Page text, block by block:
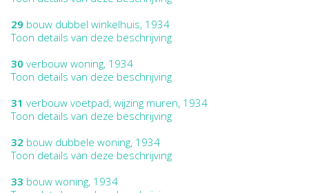
29 bouw dubbel winkelhuis, 1934
Toon details van deze beschrijving
30 verbouw woning, 1934
Toon details van deze beschrijving
31 verbouw voetpad, wijzing muren, 1934
Toon details van deze beschrijving
32 bouw dubbele woning, 1934
Toon details van deze beschrijving
33 bouw woning, 1934